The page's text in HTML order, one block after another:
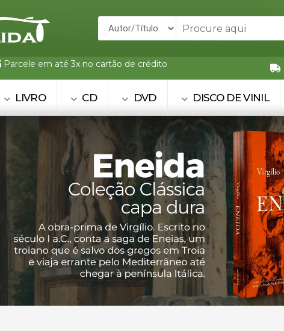
Parcele em até 3x no cartão de crédito
LIVRO CD DVD DISCO DE VINIL